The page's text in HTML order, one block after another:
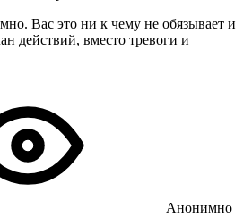
Вас это ни к чему не обязывает и
действий, вместо тревоги и
Анонимно